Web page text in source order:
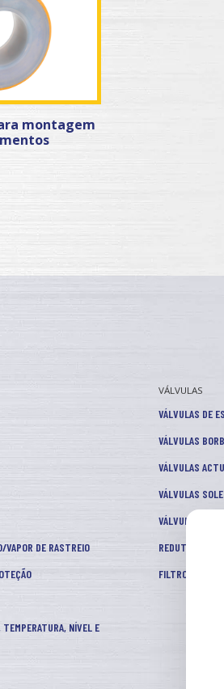
montagem
VAPOR DE RASTREIO
NÍVEL E
VÁLVULAS
VÁLVULAS DE
VÁLVULAS
VÁLVULAS
VÁLVULAS
VÁLVULAS DE
REDUTORES DE
FILTROS E